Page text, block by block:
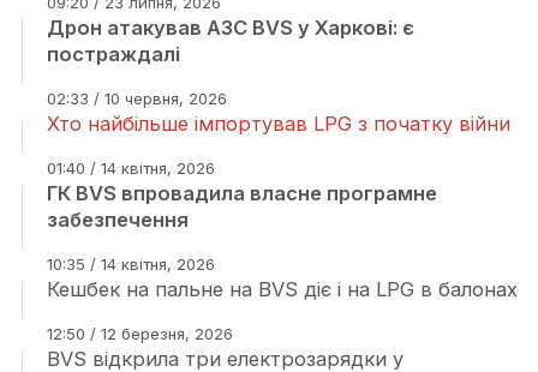
Дрон атакував АЗС BVS у Харкові: є
постраждалі
02:33 / 10 червня, 2026
Хто найбільше імпортував LPG з початку війни
01:40 / 14 квітня, 2026
ГК BVS впровадила власне програмне
забезпечення
10:35 / 14 квітня, 2026
Кешбек на пальне на BVS діє і на LPG в балонах
12:50 / 12 березня, 2026
BVS відкрила три електрозарядки у